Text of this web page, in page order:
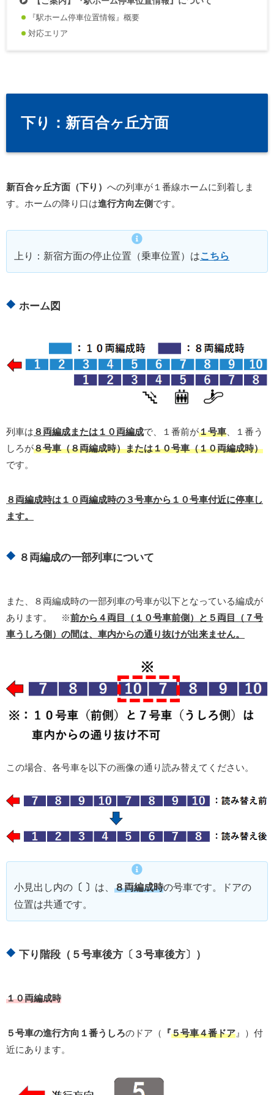
『駅ホーム停車位置情報』概要
対応エリア
下り：新百合ヶ丘方面
新百合ヶ丘方面（下り） への列車が１番線ホームに到着しま
す。ホームの降り口は進行方向左側です。
上り：新宿方面の停止位置（乗車位置）はこちら
ホーム図
列車は ８両編成または１０両編成で、１番前が１号車 、１番う
しろが８号車（８両編成時）または１０号車（１０両編成時）
です。
８両編成時は１０両編成時の３号車から１０号車付近に停車し
ます。
８両編成の一部列車について
また、８両編成時の一部列車の号車が以下となっている編成が
あります。 ※前から４両目（１０号車前側）と５両目（７号
車うしろ側）の間は、車内からの通り抜けが出来ません。
この場合、各号車を以下の画像の通り読み替えてください。
小見出し内の 〔 〕 は、 ８両編成時の号車です。ドアの
位置は共通です。
下り階段（５号車後方〔３号車後方〕）
１０両編成時
５号車の進行方向１番うしろのドア（ 『５号車４番ドア 』）付
近にあります。